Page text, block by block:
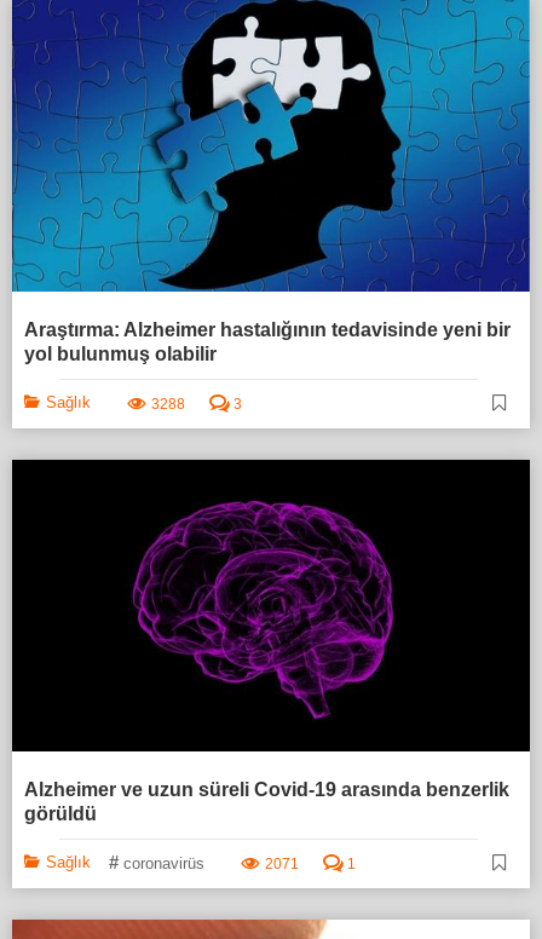
Araştırma: Alzheimer hastalığının tedavisinde yeni bir
yol bulunmuş olabilir
Sağlık 3288 3
Alzheimer ve uzun süreli Covid-19 arasında benzerlik
görüldü
Sağlık # coronavirüs 2071 1